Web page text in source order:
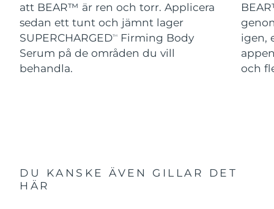
att BEAR™ är ren och torr. Applicera
sedan ett tunt och jämnt lager
SUPERCHARGEDTM
Firming Body
Serum på de områden du vill
behandla.
igen,
och
DU KANSKE ÄVEN GILLAR DET
HÄR